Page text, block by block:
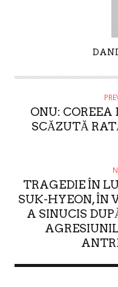
T
ONU: COREEA
SCĂZUTĂ
TRAGEDIE ÎN
SUK-HYEON, ÎN
A SINUCIS